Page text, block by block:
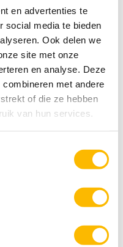
en advertenties te
social media te bieden
Ook delen we
site met onze
en analyse. Deze
met andere
of die ze hebben
van hun services.
de activiteiten
door altijd net dat